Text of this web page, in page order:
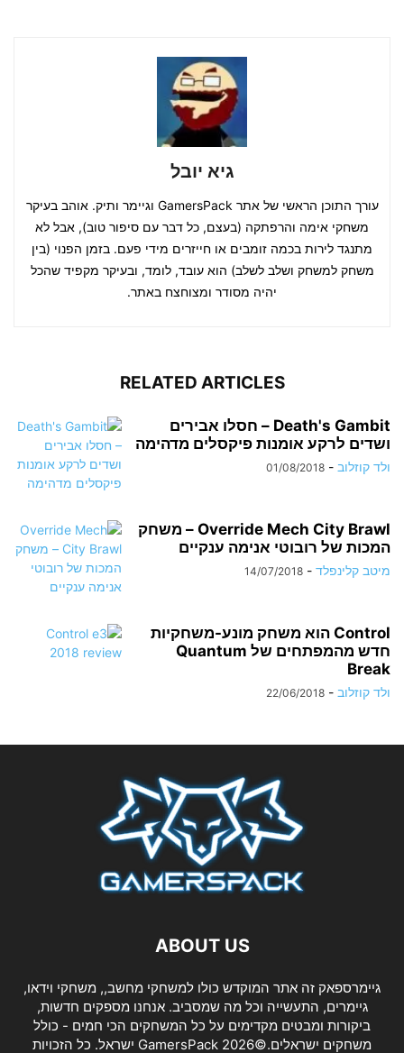
גיא יובל
עורך התוכן הראשי של אתר GamersPack וגיימר ותיק. אוהב בעיקר
משחקי אימה והרפתקה (בעצם, כל דבר עם סיפור טוב), אבל לא
מתנגד לירות בכמה זומבים או חייזרים מידי פעם. בזמן הפנוי (בין
משחק למשחק ושלב לשלב) הוא עובד, לומד, ובעיקר מקפיד שהכל
יהיה מסודר ומצוחצח באתר.
RELATED ARTICLES
Death's Gambit – חסלו אבירים
ושדים לרקע אומנות פיקסלים מדהימה
ולד קוזלוב -
01/08/2018
Override Mech City Brawl – משחק
המכות של רובוטי אנימה ענקיים
מיטב קלינפלד -
14/07/2018
Control הוא משחק מונע-משחקיות
חדש מהמפתחים של Quantum
Break
ולד קוזלוב -
22/06/2018
ABOUT US
גיימרספאק זה אתר המוקדש כולו למשחקי מחשב,, משחקי וידאו,
גיימרים, התעשייה וכל מה שמסביב. אנחנו מספקים חדשות,
ביקורות ומבטים מקדימים על כל המשחקים הכי חמים - כולל
משחקים ישראלים.©2026 GamersPack ישראל. כל הזכויות